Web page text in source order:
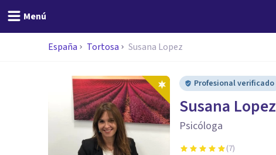
Menú
España Tortosa Susana Lopez
Profesional verificado
Susana Lopez
Psicóloga
(7)